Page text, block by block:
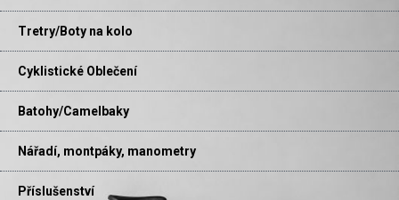
Tretry/Boty na kolo
Cyklistické Oblečení
Batohy/Camelbaky
Nářadí, montpáky, manometry
Příslušenství